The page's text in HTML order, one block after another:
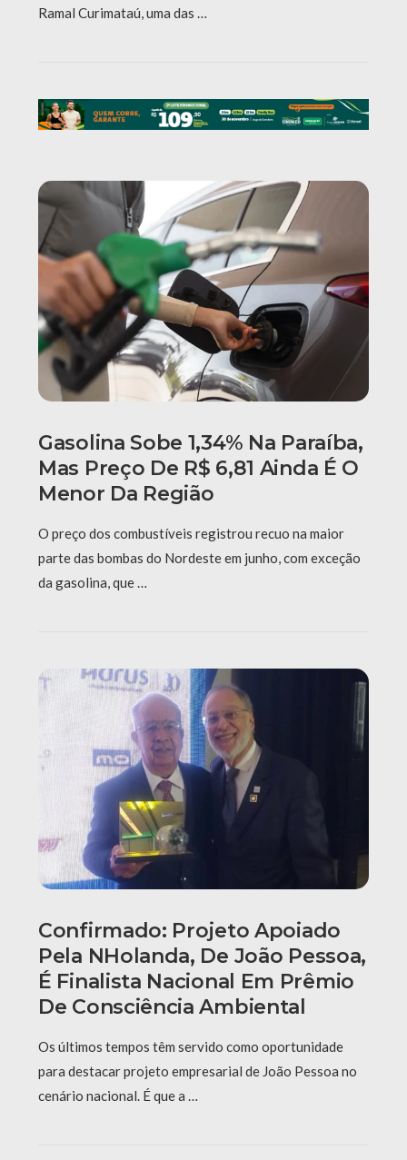
Ramal Curimataú, uma das …
Gasolina Sobe 1,34% Na Paraíba,
Mas Preço De R$ 6,81 Ainda É O
Menor Da Região
O preço dos combustíveis registrou recuo na maior
parte das bombas do Nordeste em junho, com exceção
da gasolina, que …
Confirmado: Projeto Apoiado
Pela NHolanda, De João Pessoa,
É Finalista Nacional Em Prêmio
De Consciência Ambiental
Os últimos tempos têm servido como oportunidade
para destacar projeto empresarial de João Pessoa no
cenário nacional. É que a …